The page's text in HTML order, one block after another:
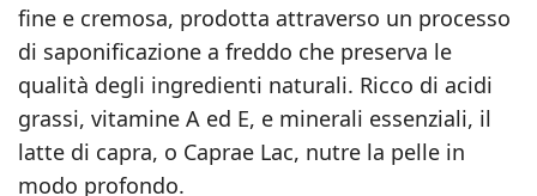
fine e cremosa, prodotta attraverso un processo
di saponificazione a freddo che preserva le
qualità degli ingredienti naturali. Ricco di acidi
grassi, vitamine A ed E, e minerali essenziali, il
latte di capra, o Caprae Lac, nutre la pelle in
modo profondo.